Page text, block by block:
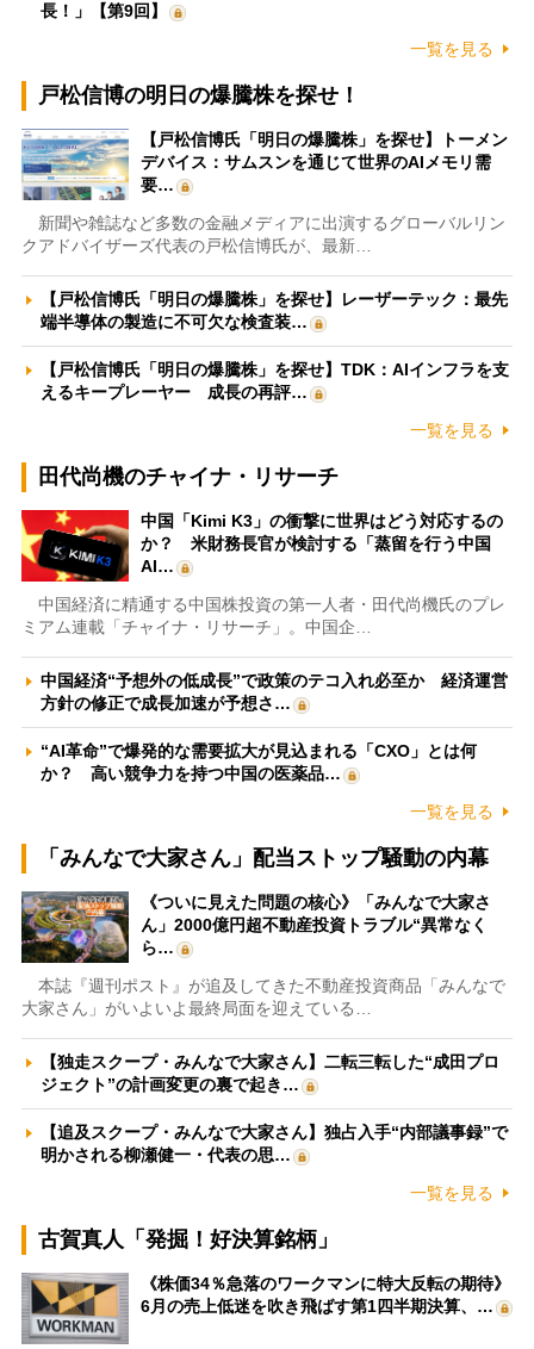
長！」【第9回】
一覧を見る
戸松信博の明日の爆騰株を探せ！
【戸松信博氏「明日の爆騰株」を探せ】トーメン
デバイス：サムスンを通じて世界のAIメモリ需
要…
新聞や雑誌など多数の金融メディアに出演するグローバルリン
クアドバイザーズ代表の戸松信博氏が、最新…
【戸松信博氏「明日の爆騰株」を探せ】レーザーテック：最先
端半導体の製造に不可欠な検査装…
【戸松信博氏「明日の爆騰株」を探せ】TDK：AIインフラを支
えるキープレーヤー 成長の再評…
一覧を見る
田代尚機のチャイナ・リサーチ
中国「Kimi K3」の衝撃に世界はどう対応するの
か？ 米財務長官が検討する「蒸留を行う中国
AI…
中国経済に精通する中国株投資の第一人者・田代尚機氏のプレ
ミアム連載「チャイナ・リサーチ」。中国企…
中国経済“予想外の低成長”で政策のテコ入れ必至か 経済運営
方針の修正で成長加速が予想さ…
“AI革命”で爆発的な需要拡大が見込まれる「CXO」とは何
か？ 高い競争力を持つ中国の医薬品…
一覧を見る
「みんなで大家さん」配当ストップ騒動の内幕
《ついに見えた問題の核心》「みんなで大家さ
ん」2000億円超不動産投資トラブル“異常なく
ら…
本誌『週刊ポスト』が追及してきた不動産投資商品「みんなで
大家さん」がいよいよ最終局面を迎えている…
【独走スクープ・みんなで大家さん】二転三転した“成田プロ
ジェクト”の計画変更の裏で起き…
【追及スクープ・みんなで大家さん】独占入手“内部議事録”で
明かされる柳瀬健一・代表の思…
一覧を見る
古賀真人「発掘！好決算銘柄」
《株価34％急落のワークマンに特大反転の期待》
6月の売上低迷を吹き飛ばす第1四半期決算、…